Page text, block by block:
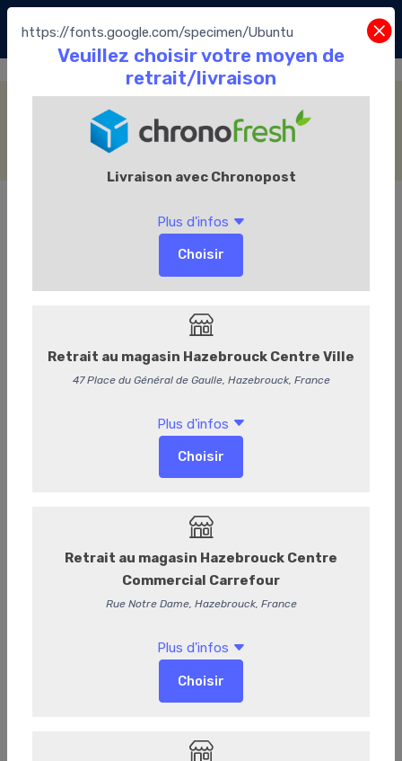
https://fonts.google.com/specimen/Ubuntu
Accueil